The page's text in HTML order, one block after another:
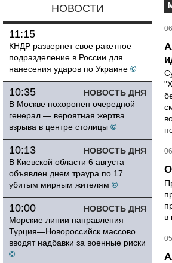
НОВОСТИ
11:15
КНДР развернет свое ракетное
подразделение в России для
нанесения ударов по Украине ©
НОВОСТЬ ДНЯ
10:35
В Москве похоронен очередной
генерал — вероятная жертва
взрыва в центре столицы ©
НОВОСТЬ ДНЯ
10:13
В Киевской области 6 августа
объявлен днем траура по 17
убитым мирным жителям ©
НОВОСТЬ ДНЯ
10:00
Морские линии направления
Турция—Новороссийск массово
вводят надбавки за военные риски
©
в